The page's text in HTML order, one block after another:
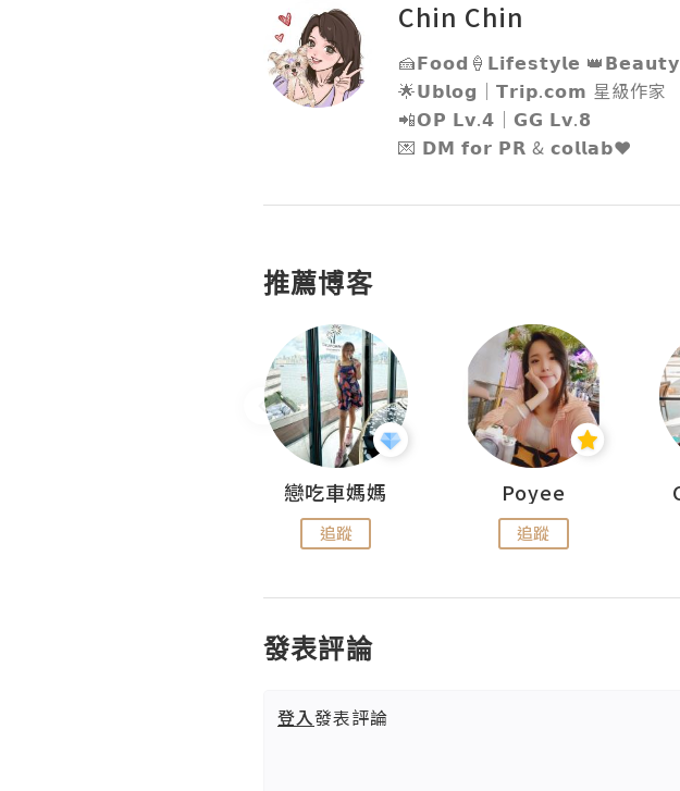
Chin Chin
🍰𝗙𝗼𝗼𝗱🍦𝗟𝗶𝗳𝗲𝘀𝘁𝘆𝗹𝗲 👑𝗕𝗲𝗮𝘂𝘁𝘆
🌟𝗨𝗯𝗹𝗼𝗴｜𝗧𝗿𝗶𝗽.𝗰𝗼𝗺 星級作家
📲𝗢𝗣 𝗟𝘃.𝟰｜𝗚𝗚 𝗟𝘃.𝟴
💌 𝗗𝗠 𝗳𝗼𝗿 𝗣𝗥 & 𝗰𝗼𝗹𝗹𝗮𝗯❤️
推薦博客
戀吃車媽媽
追蹤
Poyee
追蹤
發表評論
登入發表評論